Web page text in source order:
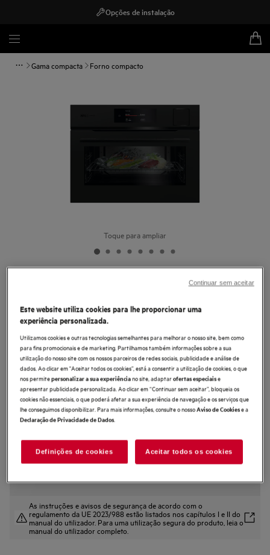
Opções de instalação
Gama compacta Forno compacto
Toque para ampliar
MealAssist com SteamPro com
Display CookSmart Touch 4,3 '', com
WiFi
4.7 (110)
Ficha de informação do produto
Benefícios
Forno MealAssist Série 8000 com SteamPro para resultados mais
saborosos e saudáveis.
mais sabor e nutrição.
CookSmart Touch – controle as funções do forno com um simples deslizar.
As instruções e avisos de segurança de acordo com o
regulamento da UE 2023/988 estão listados nos capítulos I e II do
manual do utilizador. Para uma utilização segura do produto, leia o
manual do utilizador completo.
Este website utiliza cookies para lhe proporcionar uma
experiência personalizada.
Utilizamos cookies e outras tecnologias semelhantes para melhorar o nosso site, bem como
para fins promocionais e de marketing. Partilhamos também informações sobre a sua
utilização do nosso site com os nossos parceiros de redes sociais, publicidade e análise de
dados. Ao clicar em "Aceitar todos os cookies”, está a consentir a utilização de cookies, o que
nos permitepersonalizar a sua experiênciano site, adaptarofertas especiaise
apresentar publicidade personalizada. Ao clicar em “Continuar sem aceitar”, bloqueia os
cookies não essenciais, o que poderá afetar a sua experiência de navegação e os serviços que
lhe conseguimos disponibilizar. Para mais informações, consulte o nossoAviso de Cookiese a
Declaração de Privacidade de Dados.
Definições de cookies Aceitar todos os cookies
Continuar sem aceitar